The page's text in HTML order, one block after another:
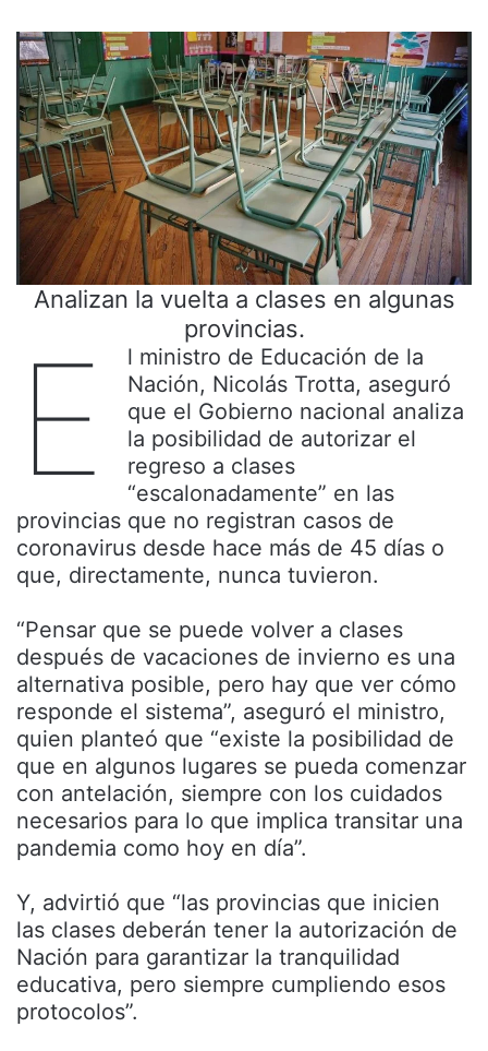
Analizan la vuelta a clases en algunas
provincias.
E
l ministro de Educación de la
Nación, Nicolás Trotta, aseguró
que el Gobierno nacional analiza
la posibilidad de autorizar el
regreso a clases
“escalonadamente” en las
provincias que no registran casos de
coronavirus desde hace más de 45 días o
que, directamente, nunca tuvieron.
“Pensar que se puede volver a clases
después de vacaciones de invierno es una
alternativa posible, pero hay que ver cómo
responde el sistema”, aseguró el ministro,
quien planteó que “existe la posibilidad de
que en algunos lugares se pueda comenzar
con antelación, siempre con los cuidados
necesarios para lo que implica transitar una
pandemia como hoy en día”.
Y, advirtió que “las provincias que inicien
las clases deberán tener la autorización de
Nación para garantizar la tranquilidad
educativa, pero siempre cumpliendo esos
protocolos”.